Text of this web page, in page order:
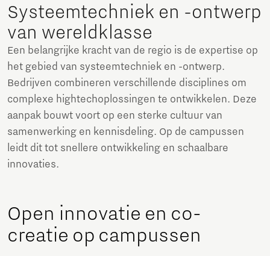
Systeemtechniek en -ontwerp
van wereldklasse
Een belangrijke kracht van de regio is de expertise op
het gebied van systeemtechniek en -ontwerp.
Bedrijven combineren verschillende disciplines om
complexe hightechoplossingen te ontwikkelen. Deze
aanpak bouwt voort op een sterke cultuur van
samenwerking en kennisdeling. Op de campussen
leidt dit tot snellere ontwikkeling en schaalbare
innovaties.
Open innovatie en co-
creatie op campussen